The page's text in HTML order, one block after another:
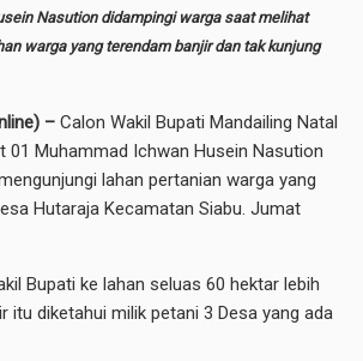
Nasution didampingi warga saat melihat
warga yang terendam banjir dan tak kunjung
– Calon Wakil Bupati Mandailing Natal
01 Muhammad Ichwan Husein Nasution
lahan pertanian warga yang
Hutaraja Kecamatan Siabu. Jumat
Bupati ke lahan seluas 60 hektar lebih
itu diketahui milik petani 3 Desa yang ada